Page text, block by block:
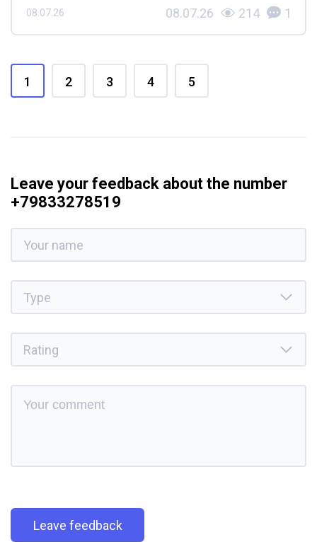
08.07.26 08.07.26 214 1
1 2 3 4 5
Leave your feedback about the number
+79833278519
Leave feedback